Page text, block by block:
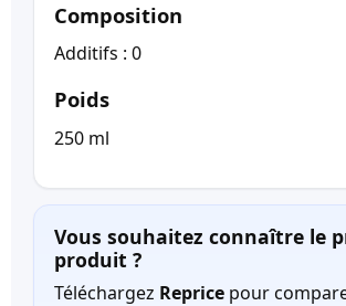
Composition
Additifs : 0
Poids
250 ml
Vous souhaitez connaître le
produit ?
Téléchargez Reprice pour